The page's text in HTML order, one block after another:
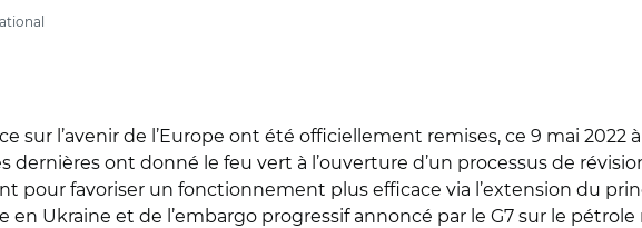
sur l’avenir de l’Europe ont été officiellement remises, ce 9 mai 2022
ont donné le feu vert à l’ouverture d’un processus de
pour favoriser un fonctionnement plus efficace via l’extension du
Ukraine et de l’embargo progressif annoncé par le G7 sur le pétrole